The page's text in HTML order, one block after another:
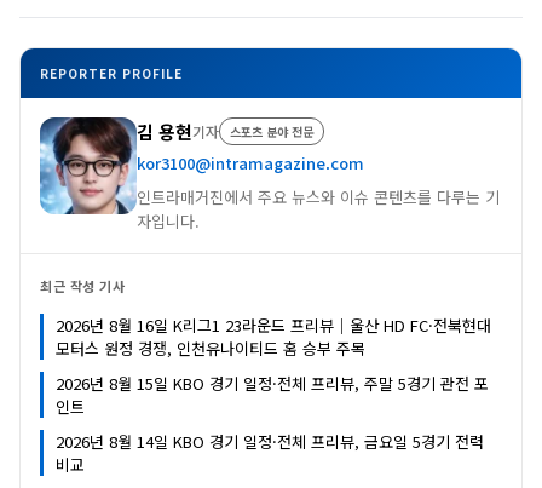
REPORTER PROFILE
김 용현기자 스포츠 분야 전문
kor3100@intramagazine.com
인트라매거진에서 주요 뉴스와 이슈 콘텐츠를 다루는 기
자입니다.
최근 작성 기사
2026년 8월 16일 K리그1 23라운드 프리뷰｜울산 HD FC·전북현대
모터스 원정 경쟁, 인천유나이티드 홈 승부 주목
2026년 8월 15일 KBO 경기 일정·전체 프리뷰, 주말 5경기 관전 포
인트
2026년 8월 14일 KBO 경기 일정·전체 프리뷰, 금요일 5경기 전력
비교